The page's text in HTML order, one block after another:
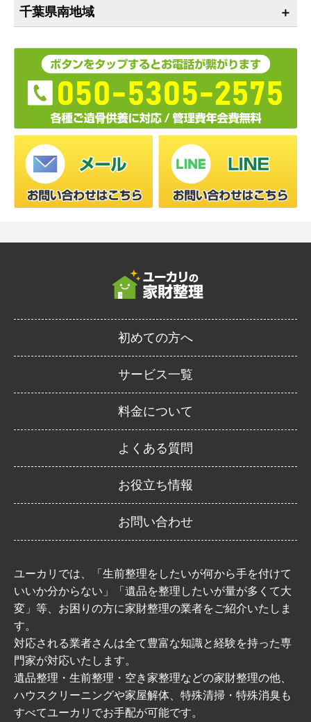
千葉県南地域
初めての方へ
サービス一覧
料金について
よくある質問
お役立ち情報
お問い合わせ
ユーカリでは、「生前整理をしたいが何から手を付けて
いいか分からない」「遺品を整理したいが量が多くて大
変」等、お困りの方に家財整理の業者をご紹介いたしま
す。
対応される業者さんは全て豊富な知識と経験を持った専
門家が対応いたします。
遺品整理・生前整理・空き家整理などの家財整理の他、
ハウスクリーニングや家屋解体、特殊清掃・特殊消臭も
すべてユーカリでお手配が可能です。